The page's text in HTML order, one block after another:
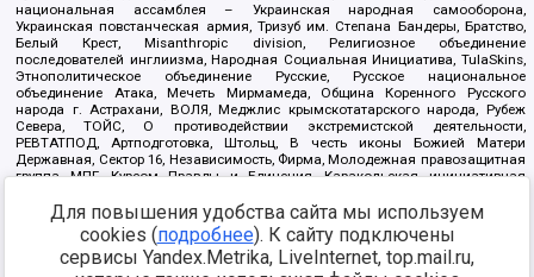
национальная ассамблея – Украинская народная самооборона,
Украинская повстанческая армия, Тризуб им. Степана Бандеры, Братство,
Белый Крест, Misanthropic division, Религиозное объединение
последователей инглиизма, Народная Социальная Инициатива, TulaSkins,
Этнополитическое объединение Русские, Русское национальное
объединение Атака, Мечеть Мирмамеда, Община Коренного Русского
народа г. Астрахани, ВОЛЯ, Меджлис крымскотатарского народа, Рубеж
Севера, ТОЙС, О противодействии экстремистской деятельности,
РЕВТАТПОД, Артподготовка, Штольц, В честь иконы Божией Матери
Державная, Сектор 16, Независимость, Фирма, Молодежная правозащитная
группа МПГ, Курсом Правды и Единения, Каракольская инициативная
Благотворительный пансионат Ак Умут, Русская республика Русь,
Арестантское уголовное единство, Башкорт, Нация и свобода, W.H.С., Фалунь
Дафа, Иртыш Ultras, Русский Патриотический клуб-Новокузнецк/РПК,
Сибирский державный союз, Фонд борьбы с коррупцией, Фонд защиты прав
Для повышения удобства сайта мы используем
cookies (подробнее). К сайту подключены
сервисы Yandex.Metrika, LiveInternet, top.mail.ru,